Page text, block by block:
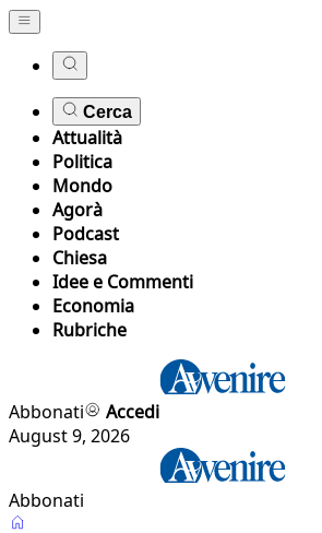
Cerca
Attualità
Politica
Mondo
Agorà
Podcast
Chiesa
Idee e Commenti
Economia
Rubriche
Abbonati
Accedi
August 9, 2026
Abbonati